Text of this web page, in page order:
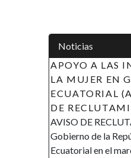
Noticias
APOYO A LAS
LA MUJER EN
ECUATORIAL
DE
AVISO DE
Gobierno de la
Ecuatorial en el